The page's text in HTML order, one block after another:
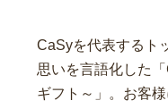
CaSyを代表するト
思いを言語化した
ギフト～」。お客